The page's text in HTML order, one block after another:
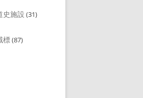
史施設 (31)
標(87)